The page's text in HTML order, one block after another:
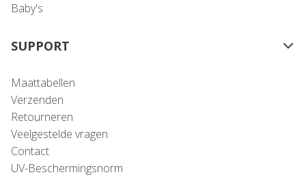
Baby's
SUPPORT
Maattabellen
Verzenden
Retourneren
Veelgestelde vragen
Contact
UV-Beschermingsnorm